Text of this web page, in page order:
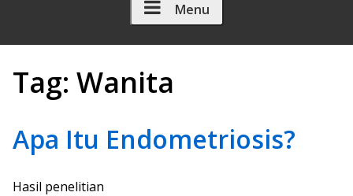
Menu
Tag: Wanita
Apa Itu Endometriosis?
Hasil penelitian